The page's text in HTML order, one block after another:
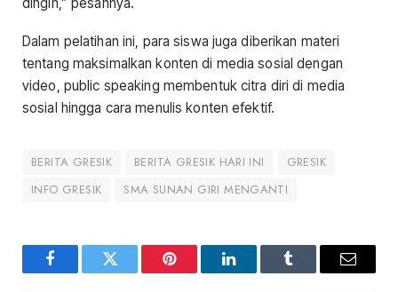
Dalam pelatihan ini, para siswa juga diberikan materi
tentang maksimalkan konten di media sosial dengan
video, public speaking membentuk citra diri di media
sosial hingga cara menulis konten efektif.
BERITA GRESIK BERITA GRESIK HARI INI
GRESIK
INFO GRESIK
SMA SUNAN GIRI MENGANTI
FacebookTwitter Pinterest LinkedInTumblr Email